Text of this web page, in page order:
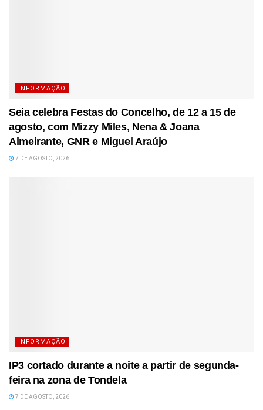
INFORMAÇÃO
Seia celebra Festas do Concelho, de 12 a 15 de
agosto, com Mizzy Miles, Nena & Joana
Almeirante, GNR e Miguel Araújo
7 DE AGOSTO, 2026
INFORMAÇÃO
IP3 cortado durante a noite a partir de segunda-
feira na zona de Tondela
7 DE AGOSTO, 2026